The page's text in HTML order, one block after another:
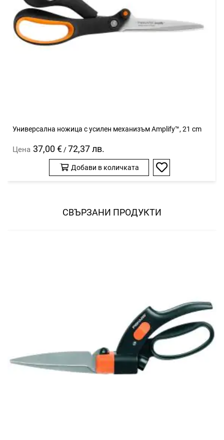
Универсална ножица с усилен механизъм Amplify™, 21 cm
Цена 37,00 €/72,37 лв.
Добави в количката
Добави
СВЪРЗАНИ ПРОДУКТИ